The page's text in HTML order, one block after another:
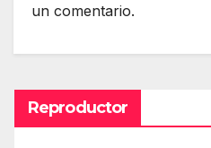
un comentario.
Reproductor